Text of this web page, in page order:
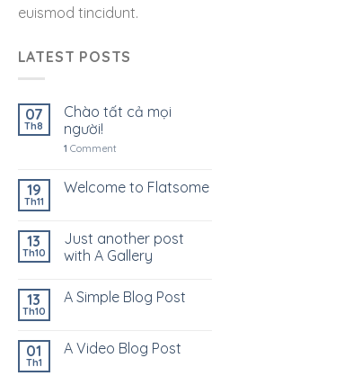
euismod tincidunt.
LATEST POSTS
07
Th8
Chào tất cả mọi
người!
1 Comment
19
Th11
Welcome to Flatsome
13
Th10
Just another post
with A Gallery
13
Th10
A Simple Blog Post
01
Th1
A Video Blog Post